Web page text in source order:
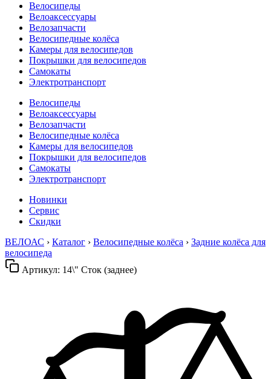
Велосипеды
Велоаксессуары
Велозапчасти
Велосипедные колёса
Камеры для велосипедов
Покрышки для велосипедов
Самокаты
Электротранспорт
Велосипеды
Велоаксессуары
Велозапчасти
Велосипедные колёса
Камеры для велосипедов
Покрышки для велосипедов
Самокаты
Электротранспорт
Новинки
Сервис
Скидки
ВЕЛОАС › Каталог › Велосипедные колёса › Задние колёса для
велосипеда
Артикул: 14\" Сток (заднее)